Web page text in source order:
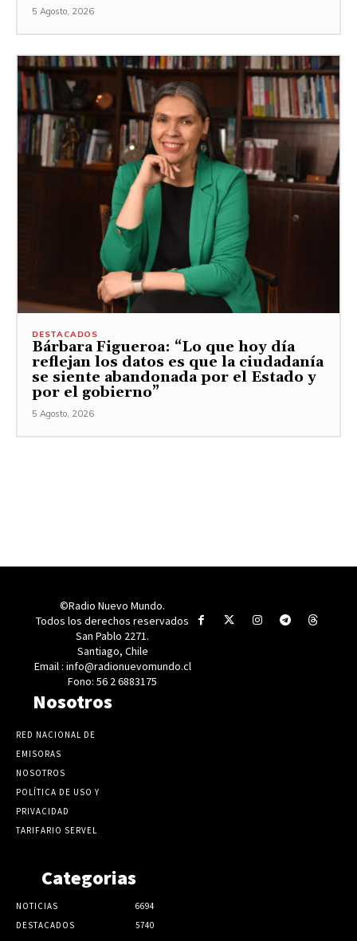
5 Agosto, 2026
DESTACADOS
Bárbara Figueroa: “Lo que hoy día
reflejan los datos es que la ciudadanía
se siente abandonada por el Estado y
por el gobierno”
5 Agosto, 2026
©Radio Nuevo Mundo.
Todos los derechos reservados
San Pablo 2271.
Santiago, Chile
Email : info@radionuevomundo.cl
Fono: 56 2 6883175
Nosotros
RED NACIONAL DE
EMISORAS
NOSOTROS
POLÍTICA DE USO Y
PRIVACIDAD
TARIFARIO SERVEL
Categorias
NOTICIAS
6694
DESTACADOS
5740